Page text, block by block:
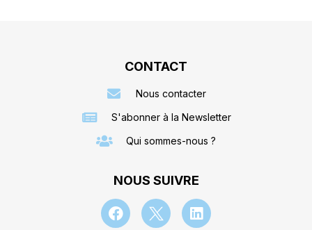
CONTACT
Nous contacter
S'abonner à la Newsletter
Qui sommes-nous ?
NOUS SUIVRE